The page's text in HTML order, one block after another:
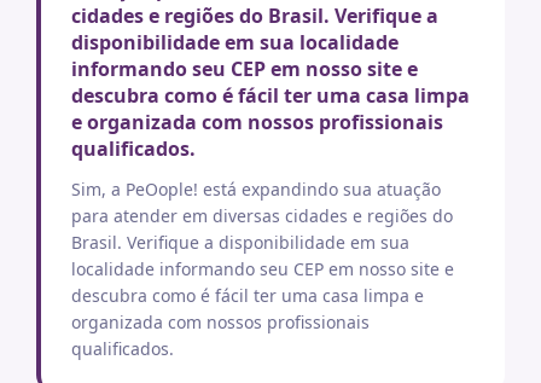
cidades e regiões do Brasil. Verifique a
disponibilidade em sua localidade
informando seu CEP em nosso site e
descubra como é fácil ter uma casa limpa
e organizada com nossos profissionais
qualificados.
Sim, a PeOople! está expandindo sua atuação
para atender em diversas cidades e regiões do
Brasil. Verifique a disponibilidade em sua
localidade informando seu CEP em nosso site e
descubra como é fácil ter uma casa limpa e
organizada com nossos profissionais
qualificados.